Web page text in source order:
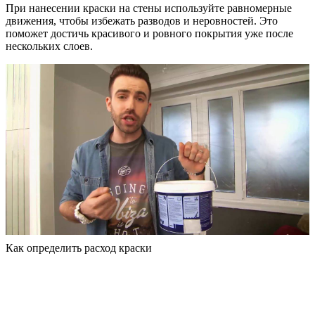
При нанесении краски на стены используйте равномерные
движения, чтобы избежать разводов и неровностей. Это
поможет достичь красивого и ровного покрытия уже после
нескольких слоев.
Как определить расход краски